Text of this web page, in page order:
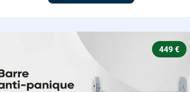
449 €